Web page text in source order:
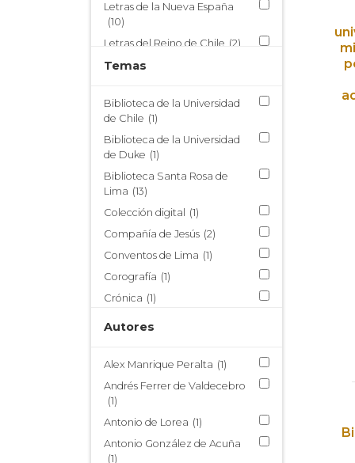
Letras de la Nueva España
(10)
Letras del Reino de Chile (2)
Nueva Miscelánea Austral
Publicaciones del Centro de
Estudios Indianos
Santa Rosa de Lima (16)
Temas
Biblioteca de la Universidad
de Chile (1)
Biblioteca de la Universidad
de Duke (1)
Biblioteca Santa Rosa de
Lima (13)
Colección digital
(1)
Compañía de Jesús (2)
Conventos de Lima (1)
Corografía (1)
Crónica (1)
Épica (2)
Épica colonial (2)
Escritura conventual
Escritura femenina (1)
Estudios coloniales (1)
Autores
Alex Manrique Peralta (1)
Andrés Ferrer de Valdecebro
(1)
Antonio de Lorea (1)
Antonio González de Acuña
(1)